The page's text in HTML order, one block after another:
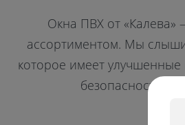
Окна ПВХ от «Калева»
ассортиментом. Мы
которое имеет улучшенные
безопасности,